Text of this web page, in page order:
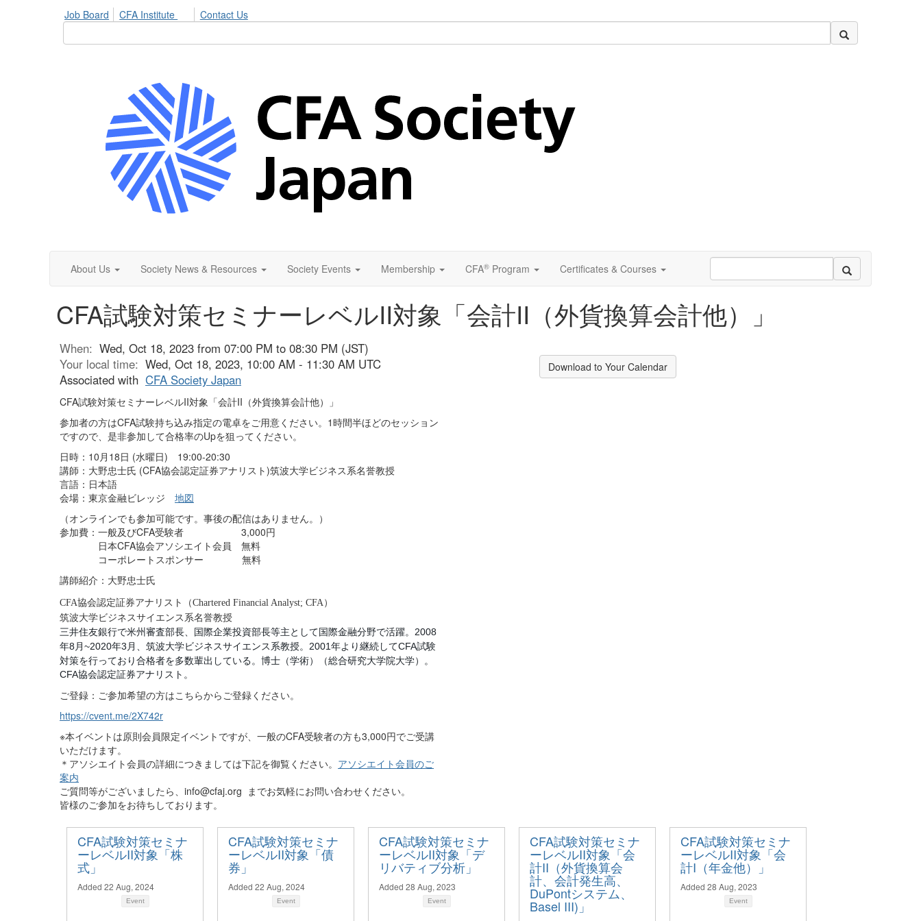
Job Board CFA Institute Contact Us
About Us Society News & Resources Society Events Membership CFA® Program Certificates & Courses
CFA試験対策セミナーレベルII対象「会計II（外貨換算会計他）」
When: Wed, Oct 18, 2023 from 07:00 PM to 08:30 PM (JST)
Your local time: Wed, Oct 18, 2023, 10:00 AM - 11:30 AM UTC
Associated with CFA Society Japan
CFA試験対策セミナーレベルII対象「会計II（外貨換算会計他）」
参加者の方はCFA試験持ち込み指定の電卓をご用意ください。1時間半ほどのセッション
ですので、是非参加して合格率のUpを狙ってください。
日時：10月18日 (水曜日) 19:00-20:30
講師：大野忠士氏 (CFA協会認定証券アナリスト)筑波大学ビジネス系名誉教授
言語：日本語
会場：東京金融ビレッジ 地図
（オンラインでも参加可能です。事後の配信はありません。）
参加費：一般及びCFA受験者 3,000円
日本CFA協会アソシエイト会員 無料
コーポレートスポンサー 無料
講師紹介： 大野忠士氏
CFA協会認定証券アナリスト（Chartered Financial Analyst; CFA）
筑波大学ビジネスサイエンス系名誉教授
三井住友銀行で米州審査部長、国際企業投資部長等主として国際金融分野で活躍。
2008
年8月~2020年3月、筑波大学ビジネスサイエンス系教授。 2001年より継続してCFA試験
対策を行っており合格者を多数輩出している。博士（学術）（総合研究大学院大学）。
CFA協会認定証券アナリスト。
ご登録：ご参加希望の方はこちらからご登録ください。
https://cvent.me/2X742r
※本イベントは原則会員限定イベントですが、一般のCFA受験者の方も3,000円でご受講
いただけます。
＊アソシエイト会員の詳細につきましては下記を御覧ください。 アソシエイト会員のご
案内
ご質問等がございましたら、 info@cfaj.org までお気軽にお問い合わせください。
皆様のご参加をお待ちしております。
Download to Your Calendar
CFA試験対策セミナ
ーレベルII対象「株
式」
Added 22 Aug, 2024
Event
CFA試験対策セミナ
ーレベルII対象「債
券」
Added 22 Aug, 2024
Event
CFA試験対策セミナ
ーレベルII対象「デ
リバティブ分析」
Added 28 Aug, 2023
Event
CFA試験対策セミナ
ーレベルII対象「会
計II（外貨換算会
計、会計発生高、
DuPontシステム、
Basel III​)」
CFA試験対策セミナ
ーレベルII対象「会
計I（年金他）」
Added 28 Aug, 2023
Event